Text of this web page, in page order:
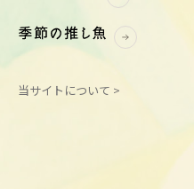
当サイトについて >